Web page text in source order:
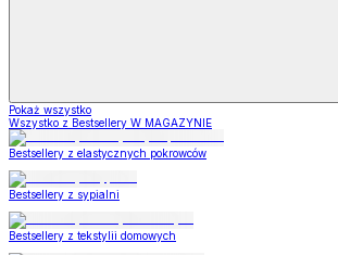
Pokaż wszystko
Wszystko z Bestsellery W MAGAZYNIE
Bestsellery z elastycznych pokrowców
Bestsellery z sypialni
Bestsellery z tekstylii domowych